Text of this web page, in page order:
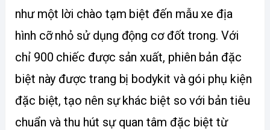
như một lời chào tạm biệt đến mẫu xe địa
hình cỡ nhỏ sử dụng động cơ đốt trong. Với
chỉ 900 chiếc được sản xuất, phiên bản đặc
biệt này được trang bị bodykit và gói phụ kiện
đặc biệt, tạo nên sự khác biệt so với bản tiêu
chuẩn và thu hút sự quan tâm đặc biệt từ